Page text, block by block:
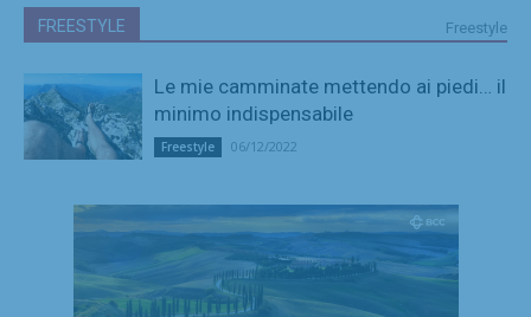
FREESTYLE Freestyle
Le mie camminate mettendo ai piedi… il
minimo indispensabile
Freestyle 06/12/2022